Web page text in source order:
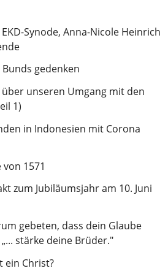
Synode, Anna-Nicole Heinrich
gedenken
über unseren Umgang mit den
1)
in Indonesien mit Corona
1571
zum Jubiläumsjahr am 10. Juni
gebeten, dass dein Glaube
stärke deine Brüder."
ein Christ?